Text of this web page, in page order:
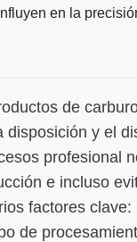
en la
de
y el
profesional
e incluso
factores
de